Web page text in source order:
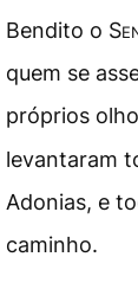
Bendito o
quem se
próprios
levantaram
Adonias, e
caminho.